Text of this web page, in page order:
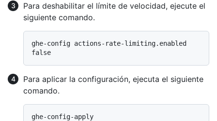
Para deshabilitar el límite de velocidad, ejecute el
siguiente comando.
ghe-config actions-rate-limiting.enabled
Para aplicar la configuración, ejecuta el siguiente
comando.